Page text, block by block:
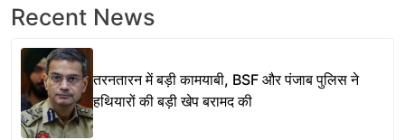
Recent News
तरनतारन में बड़ी कामयाबी, BSF और पंजाब पुलिस ने
हथियारों की बड़ी खेप बरामद की